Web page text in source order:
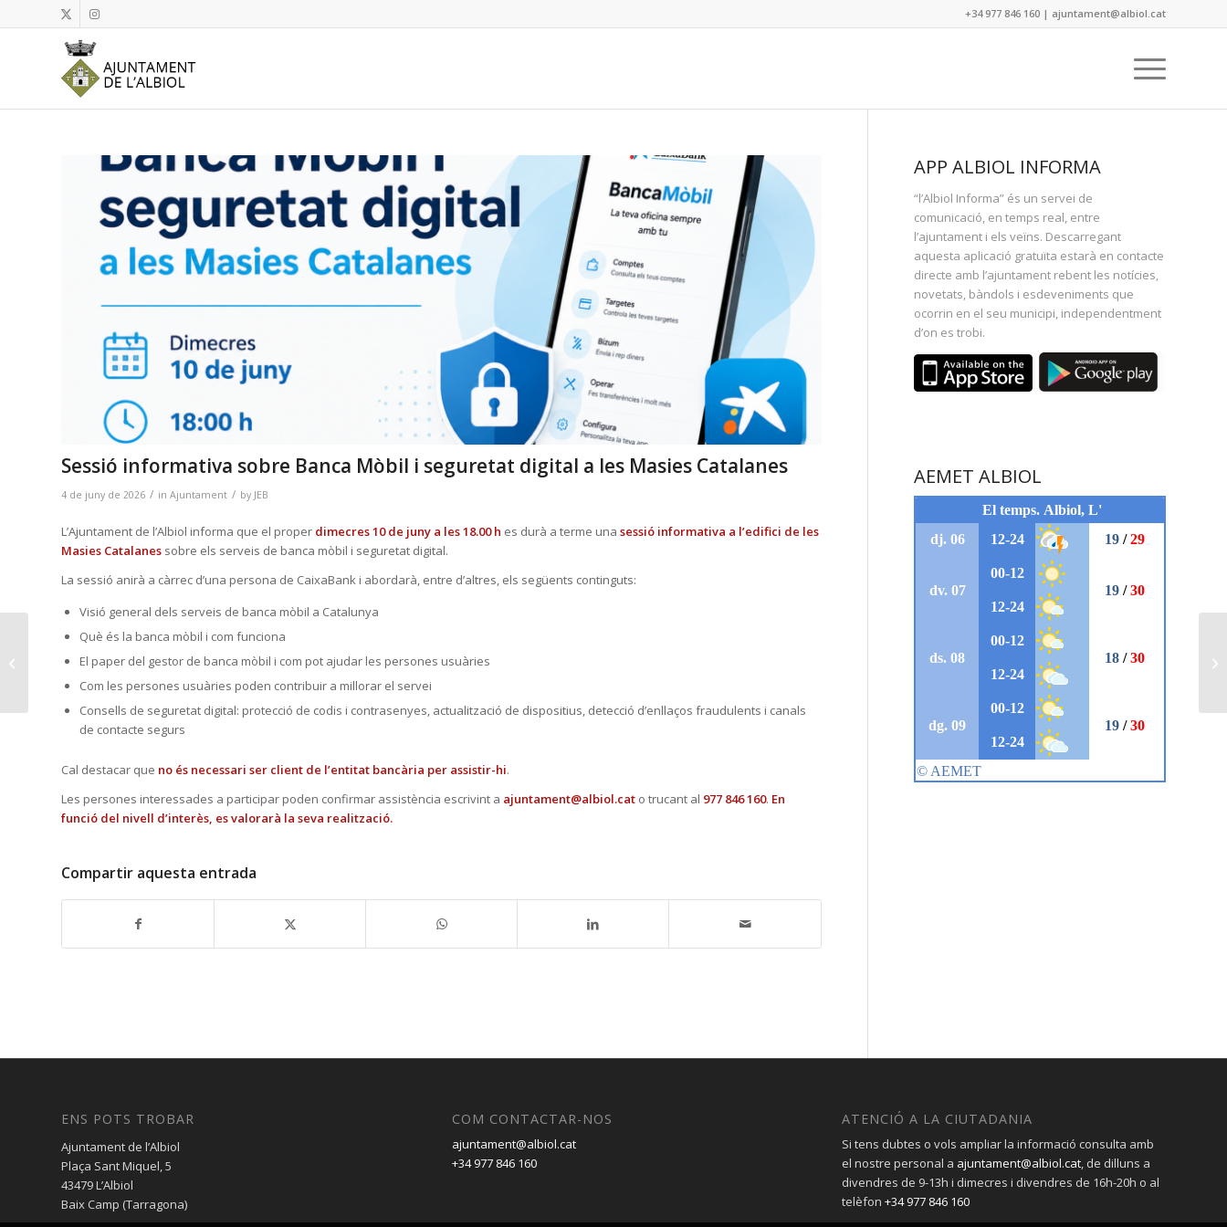
+34 977 846 160 | ajuntament@albiol.cat
Sessió informativa sobre Banca Mòbil i seguretat digital a les Masies Catalanes
4 de juny de 2026 / in Ajuntament / by JEB
L’Ajuntament de l’Albiol informa que el proper dimecres 10 de juny a les 18.00 h es durà a terme una sessió informativa a l’edifici de les
Masies Catalanes sobre els serveis de banca mòbil i seguretat digital.
La sessió anirà a càrrec d’una persona de CaixaBank i abordarà, entre d’altres, els següents continguts:
Visió general dels serveis de banca mòbil a Catalunya
Què és la banca mòbil i com funciona
El paper del gestor de banca mòbil i com pot ajudar les persones usuàries
Com les persones usuàries poden contribuir a millorar el servei
Consells de seguretat digital: protecció de codis i contrasenyes, actualització de dispositius, detecció d’enllaços fraudulents i canals
de contacte segurs
Cal destacar que no és necessari ser client de l’entitat bancària per assistir-hi.
Les persones interessades a participar poden confirmar assistència escrivint a ajuntament@albiol.cat o trucant al 977 846 160. En
funció del nivell d’interès, es valorarà la seva realització.
Compartir aquesta entrada
APP ALBIOL INFORMA
“l’Albiol Informa” és un servei de
comunicació, en temps real, entre
l’ajuntament i els veïns. Descarregant
aquesta aplicació gratuïta estarà en contacte
directe amb l’ajuntament rebent les notícies,
novetats, bàndols i esdeveniments que
ocorrin en el seu municipi, independentment
d’on es trobi.
AEMET ALBIOL
ENS POTS TROBAR
Ajuntament de l’Albiol
Plaça Sant Miquel, 5
43479 L’Albiol
Baix Camp (Tarragona)
COM CONTACTAR-NOS
ajuntament@albiol.cat
+34 977 846 160
ATENCIÓ A LA CIUTADANIA
Si tens dubtes o vols ampliar la informació consulta amb
el nostre personal a ajuntament@albiol.cat, de dilluns a
divendres de 9-13h i dimecres i divendres de 16h-20h o al
telèfon+34 977 846 160
Encara hi ha places
disponibles per al
Casal d’Estiu de
l’Albio...